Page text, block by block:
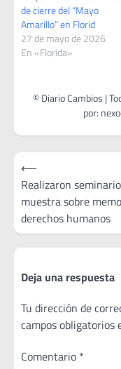
de cierre del “Mayo
Amarillo” en Florid
27 de mayo de 2026
En «Florida»
Navegación
de
entradas
⟵
Realizaron
muestra sobre
derechos humanos
Deja una respuesta
Tu dirección de
campos obligatorios
Comentario *